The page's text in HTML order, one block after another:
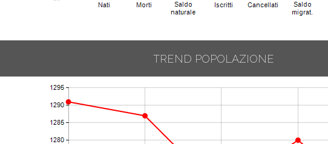
TREND POPOLAZIONE